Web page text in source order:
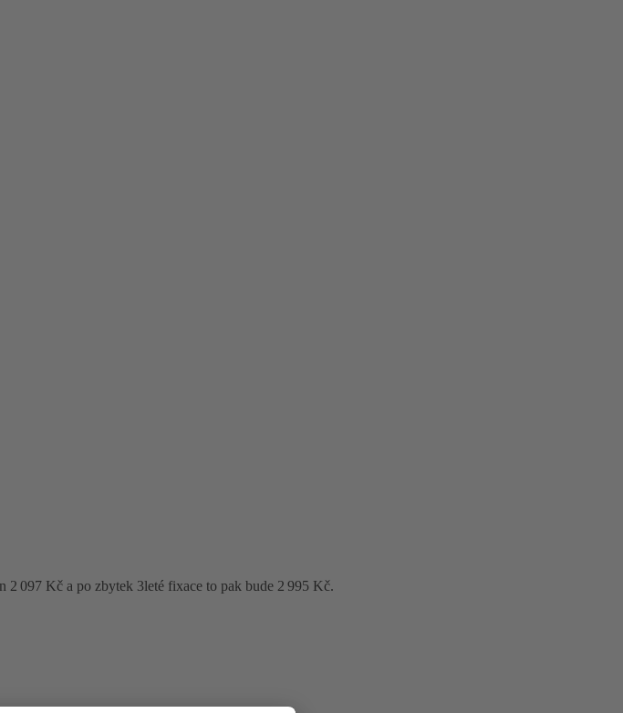
097 Kč a po zbytek 3leté fixace to pak bude 2 995 Kč.